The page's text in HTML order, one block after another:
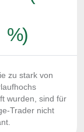
%)
zu stark von
wurden, sind für
Trader nicht